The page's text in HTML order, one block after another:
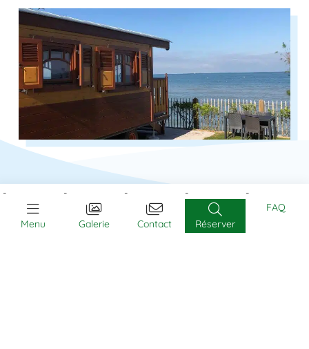
Menu Galerie Contact Réserver
FAQ